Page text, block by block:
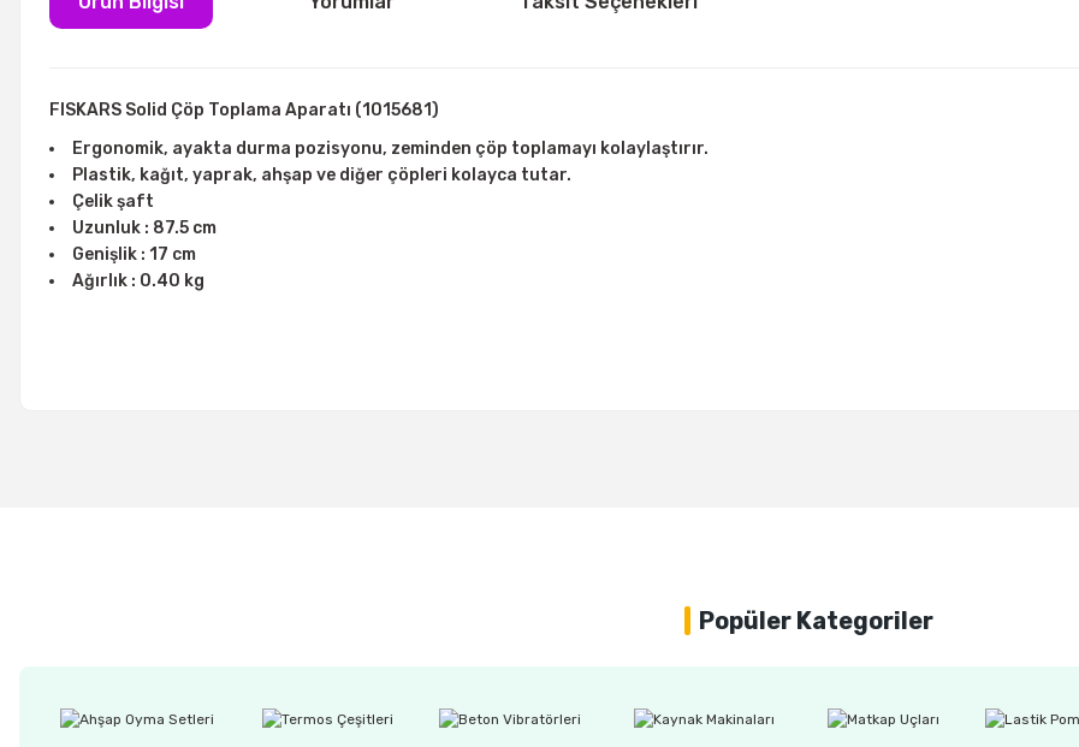
FISKARS Solid Çöp Toplama Aparatı (1015681)
Ergonomik, ayakta durma pozisyonu, zeminden çöp toplamayı kolaylaştırır.
Plastik, kağıt, yaprak, ahşap ve diğer çöpleri kolayca tutar.
Çelik şaft
Uzunluk : 87.5 cm
Genişlik : 17 cm
Ağırlık : 0.40 kg
Popüler Kategoriler